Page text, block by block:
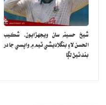
شيخ حسينه سان ويجهڙايون، شڪيب
الحسن لاءِ بنگلاديشي ٽيم ۾ واپسي جا در
بند ٿيڻ لڳا